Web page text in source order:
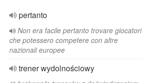
pertanto
Non era facile pertanto trovare giocatori
che potessero competere con altre
nazionali europee
trener wydolnościowy